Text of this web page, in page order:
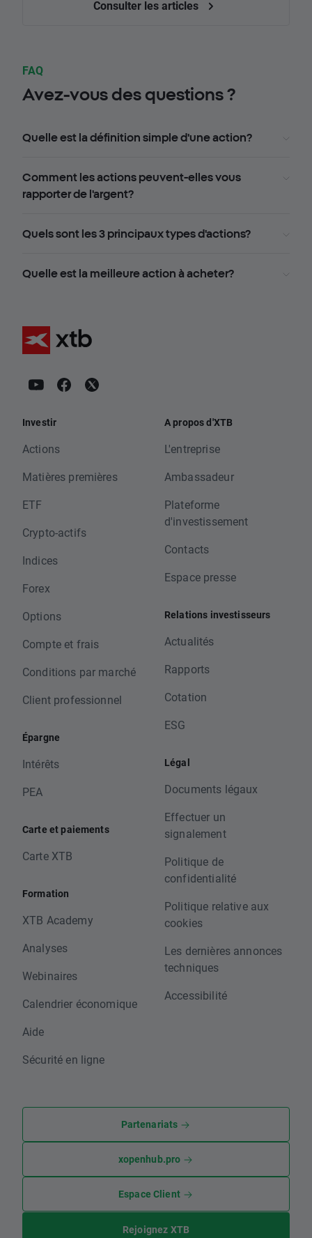
Consulter les articles
FAQ
Avez-vous des questions ?
Quelle est la définition simple d'une action?
Comment les actions peuvent-elles vous
rapporter de l'argent?
Quels sont les 3 principaux types d'actions?
Quelle est la meilleure action à acheter?
Investir
Actions
Matières premières
ETF
Crypto-actifs
Indices
Forex
Options
Compte et frais
Conditions par marché
Client professionnel
Épargne
Intérêts
PEA
Carte et paiements
Carte XTB
Formation
XTB Academy
Analyses
Webinaires
Calendrier économique
Aide
Sécurité en ligne
A propos d'XTB
L'entreprise
Ambassadeur
Plateforme
d'investissement
Contacts
Espace presse
Relations investisseurs
Actualités
Rapports
Cotation
ESG
Légal
Documents légaux
Effectuer un
signalement
Politique de
confidentialité
Politique relative aux
cookies
Les dernières annonces
techniques
Accessibilité
Partenariats
xopenhub.pro
Espace Client
Rejoignez XTB